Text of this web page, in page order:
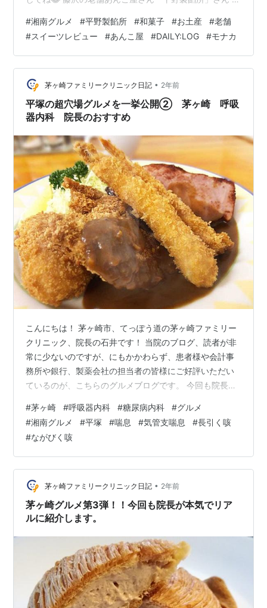
フランボワーズ＆山椒クリームチーズ【レビュー】🍓🧀
● フランボワーズ ● 山椒クリームチーズ 購入は300gか
らOK！ お店の場所は本当にわかりにくいから注意！ お
店の情報は此処でチェック！ 💬まとめ 藤沢の老舗あんこ
屋さん「平野製餡所」さん 大正12年創業の、藤沢にある
老舗の…
#湘南グルメ #平野製餡所 #和菓子 #お土産 #老舗
#スイーツレビュー #あんこ屋 #DAILY:LOG #モナカ
茅ヶ崎ファミリークリニック日記 • 2年前
平塚の超穴場グルメを一挙公開② 茅ヶ崎 呼吸
器内科 院長のおすすめ
こんにちは！ 茅ヶ崎市、てっぽう道の茅ヶ崎ファミリー
クリニック、院長の石井です！ 当院のブログ、読者が非
常に少ないのですが、にもかかわらず、患者様や会計事
務所や銀行、製薬会社の担当者の皆様にご好評いただい
ているのが、こちらのグルメブログです。 今回も院長・
ます。 院長おすすめ平塚グルメ① 院長おすすめ茅ヶ崎
グルメ① 院長おすすめ茅ヶ崎グルメ② 院長おすすめ茅
ヶ崎グルメ③ 院長おすすめ横浜グルメ もちろん喘息の
ことはまだまだシリーズで書いていくのですが、今日は
小休止です。 洋食 ZORO（ゾロ）
https://tabelog.com/kanag…
#茅ヶ崎 #呼吸器内科 #糖尿病内科 #グルメ
#湘南グルメ #平塚 #喘息 #気管支喘息 #長引く咳
#ながびく咳
茅ヶ崎ファミリークリニック日記 • 2年前
茅ヶ崎グルメ第3弾！！今回も院長が本気でリア
ルに紹介します。